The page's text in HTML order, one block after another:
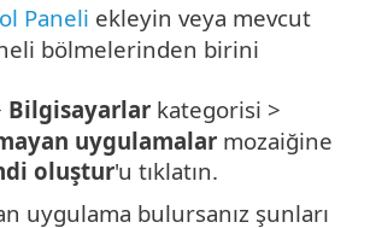
Paneli ekleyin veya mevcut
bölmelerinden birini
Bilgisayarlar kategorisi >
uygulamalar mozaiğine
oluştur'u tıklatın.
uygulama bulursanız şunları